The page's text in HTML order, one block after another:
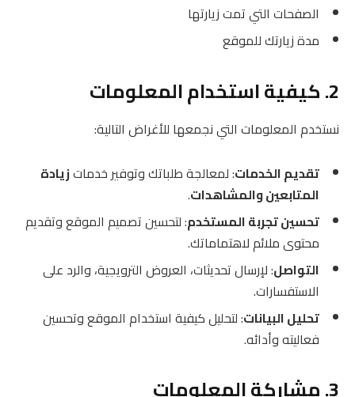
الصفحات التي تمت زيارتها
مدة زيارتك للموقع
2. كيفية استخدام المعلومات
نستخدم المعلومات التي نجمعها للأغراض التالية:
تقديم الخدمات: لمعالجة طلباتك وتوفير خدماتزيادة
المتابعين والمشاهدات.
تحسين تجربة المستخدم: لتحسين تصميم الموقع وتقديم
محتوى ملائم لاهتماماتك.
التواصل: لإرسال تحديثات، العروض الترويجية، والرد على
الاستفسارات.
تحليل البيانات: لتحليل كيفية استخدام الموقع وتحسين
فعاليته وأدائه.
3. مشاركة المعلومات